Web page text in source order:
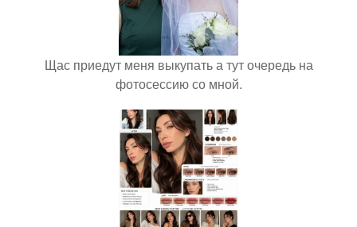
Щас приедут меня выкупать а тут очередь на
фотосессию со мной.